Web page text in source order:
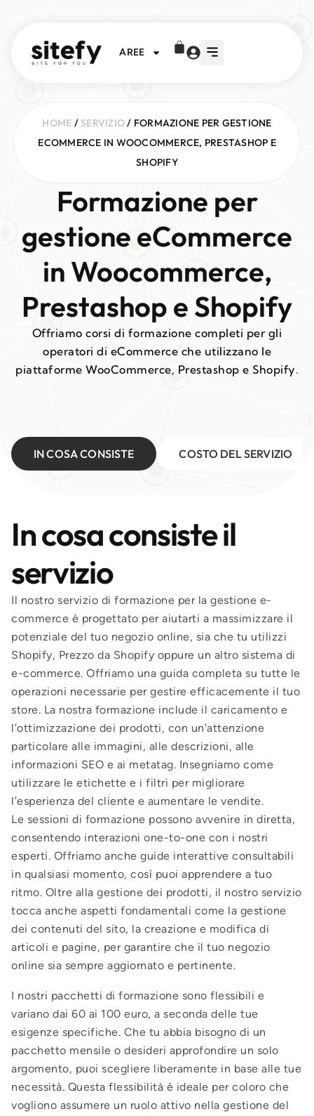
AREE
HOME /SERVIZIO/ FORMAZIONE PER GESTIONE
ECOMMERCE IN WOOCOMMERCE, PRESTASHOP E
SHOPIFY
Formazione per
gestione eCommerce
in Woocommerce,
Prestashop e Shopify
Offriamo corsi di formazione completi per gli
operatori di eCommerce che utilizzano le
piattaforme WooCommerce, Prestashop e Shopify.
IN COSA CONSISTE COSTO DEL SERVIZIO
In cosa consiste il
servizio
Il nostro servizio di formazione per la gestione e-
commerce è progettato per aiutarti a massimizzare il
potenziale del tuo negozio online, sia che tu utilizzi
Shopify, Prezzo da Shopify oppure un altro sistema di
e-commerce. Offriamo una guida completa su tutte le
operazioni necessarie per gestire efficacemente il tuo
store. La nostra formazione include il caricamento e
l’ottimizzazione dei prodotti, con un’attenzione
particolare alle immagini, alle descrizioni, alle
informazioni SEO e ai metatag. Insegniamo come
utilizzare le etichette e i filtri per migliorare
l’esperienza del cliente e aumentare le vendite.
Le sessioni di formazione possono avvenire in diretta,
consentendo interazioni one-to-one con i nostri
esperti. Offriamo anche guide interattive consultabili
in qualsiasi momento, così puoi apprendere a tuo
ritmo. Oltre alla gestione dei prodotti, il nostro servizio
tocca anche aspetti fondamentali come la gestione
dei contenuti del sito, la creazione e modifica di
articoli e pagine, per garantire che il tuo negozio
online sia sempre aggiornato e pertinente.
I nostri pacchetti di formazione sono flessibili e
variano dai 60 ai 100 euro, a seconda delle tue
esigenze specifiche. Che tu abbia bisogno di un
pacchetto mensile o desideri approfondire un solo
argomento, puoi scegliere liberamente in base alle tue
necessità. Questa flessibilità è ideale per coloro che
vogliono assumere un ruolo attivo nella gestione del